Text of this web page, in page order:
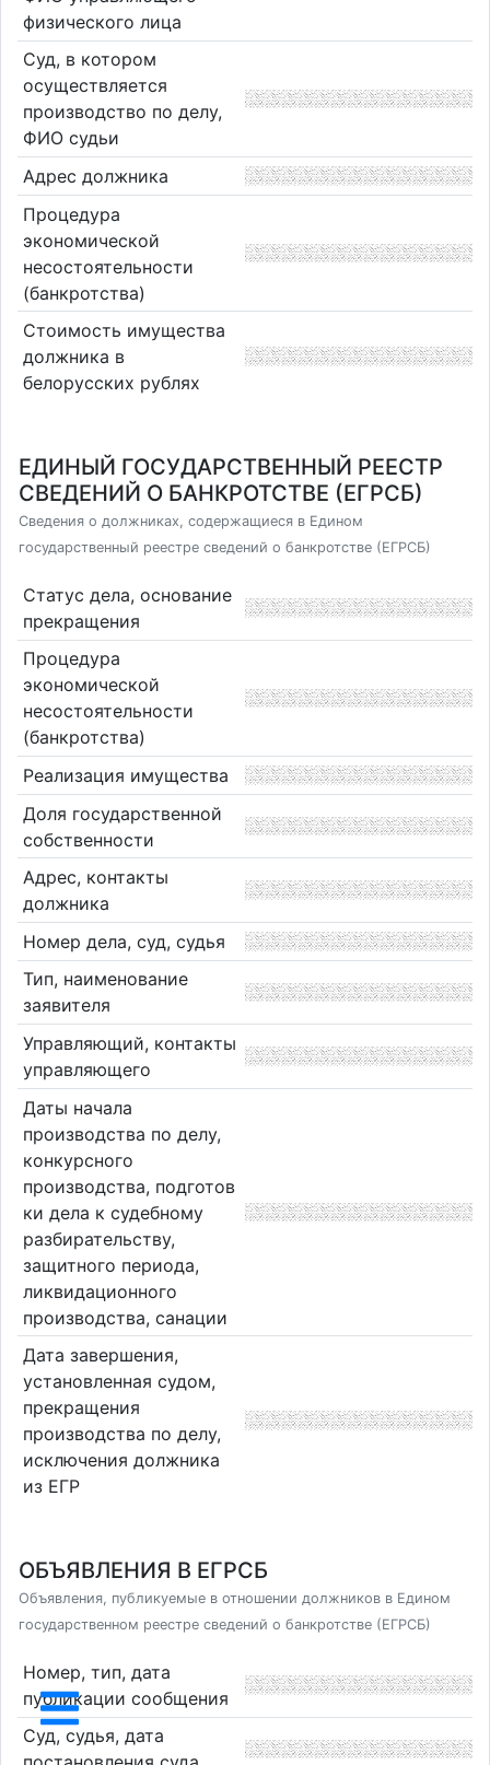
физического лица
Суд, в котором
осуществляется
производство по делу,
ФИО судьи
Адрес должника
Процедура
экономической
несостоятельности
(банкротства)
Стоимость имущества
должника в
белорусских рублях
ЕДИНЫЙ ГОСУДАРСТВЕННЫЙ РЕЕСТР
СВЕДЕНИЙ О БАНКРОТСТВЕ (ЕГРСБ)
Сведения о должниках, содержащиеся в Едином
государственный реестре сведений о банкротстве (ЕГРСБ)
Статус дела, основание
прекращения
Процедура
экономической
несостоятельности
(банкротства)
Реализация имущества
Доля государственной
собственности
Адрес, контакты
должника
Номер дела, суд, судья
Тип, наименование
заявителя
Управляющий, контакты
управляющего
Даты начала
производства по делу,
конкурсного
производства, подготов
ки дела к судебному
разбирательству,
защитного периода,
ликвидационного
производства, санации
Дата завершения,
установленная судом,
прекращения
производства по делу,
исключения должника
из ЕГР
ОБЪЯВЛЕНИЯ В ЕГРСБ
Объявления, публикуемые в отношении должников в Едином
государственном реестре сведений о банкротстве (ЕГРСБ)
Номер, тип, дата
публикации сообщения
Суд, судья, дата